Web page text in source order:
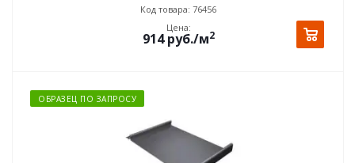
Код товара: 76456
Цена:
914руб./м2
ОБРАЗЕЦ ПО ЗАПРОСУ